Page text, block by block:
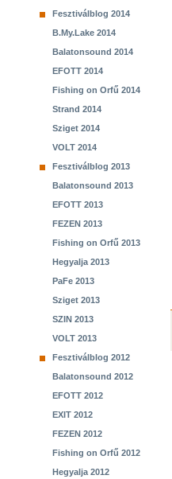
Fesztiválblog 2014
B.My.Lake 2014
Balatonsound 2014
EFOTT 2014
Fishing on Orfű 2014
Strand 2014
Sziget 2014
VOLT 2014
Fesztiválblog 2013
Balatonsound 2013
EFOTT 2013
FEZEN 2013
Fishing on Orfű 2013
Hegyalja 2013
PaFe 2013
Sziget 2013
SZIN 2013
VOLT 2013
Fesztiválblog 2012
Balatonsound 2012
EFOTT 2012
EXIT 2012
FEZEN 2012
Fishing on Orfű 2012
Hegyalja 2012